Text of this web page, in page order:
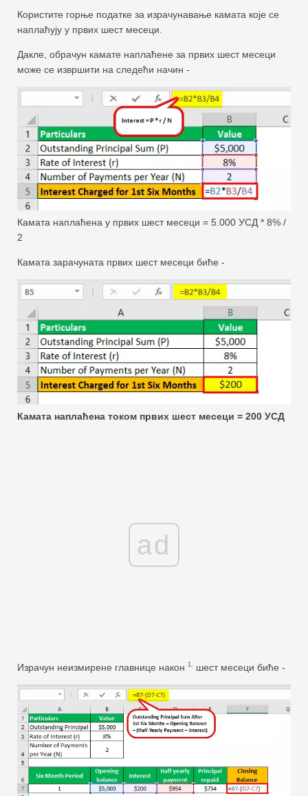
Користите горње податке за израчунавање камата које се
наплаћују у првих шест месеци.
Дакле, обрачун камате наплаћене за првих шест месеци
може се извршити на следећи начин -
Камата наплаћена у првих шест месеци = 5.000 УСД * 8% /
2
Камата зарачуната првих шест месеци биће -
Камата наплаћена током првих шест месеци = 200 УСД
ad
Израчун неизмирене главнице након 1. шест месеци биће -